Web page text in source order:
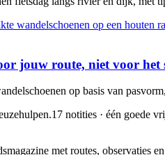
jouw route, niet voor het
op basis van
17 notities · één goede
met routes, observaties